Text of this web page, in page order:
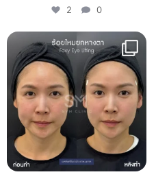
2 0
#symร้อยไหมยกหางตา
1 0